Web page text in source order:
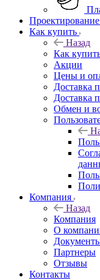
Как купить
Назад
Как
Акции
Цены и
Доставка
Доставка
Обмен и
Компания
Назад
Компания
О
Партнеры
Отзывы
Контакты